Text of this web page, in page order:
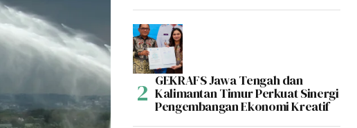
GEKRAFS Jawa Tengah dan
Kalimantan Timur Perkuat Sinergi
Pengembangan Ekonomi Kreatif